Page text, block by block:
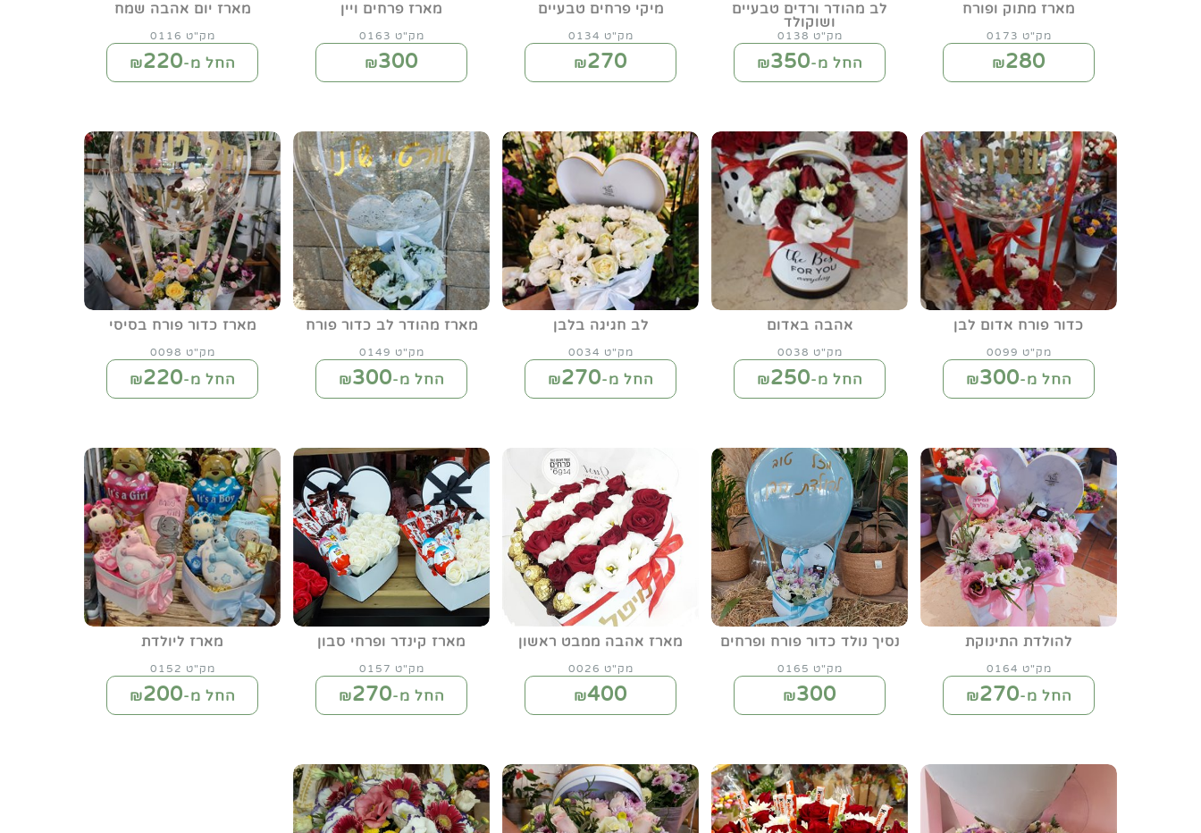
מארז מתוק ופורח
מק"ט 0173
₪280
לב מהודר ורדים טבעיים
ושוקולד
מק"ט 0138
החל מ-₪350
מיקי פרחים טבעיים
מק"ט 0134
₪270
מארז פרחים ויין
מק"ט 0163
₪300
מארז יום אהבה שמח
מק"ט 0116
החל מ-₪220
כדור פורח אדום לבן
מק"ט 0099
החל מ-₪300
אהבה באדום
מק"ט 0038
החל מ-₪250
לב חגיגה בלבן
מק"ט 0034
החל מ-₪270
מארז מהודר לב כדור פורח
מק"ט 0149
החל מ-₪300
מארז כדור פורח בסיסי
מק"ט 0098
החל מ-₪220
להולדת התינוקת
מק"ט 0164
החל מ-₪270
נסיך נולד כדור פורח ופרחים
מק"ט 0165
₪300
מארז אהבה ממבט ראשון
מק"ט 0026
₪400
מארז קינדר ופרחי סבון
מק"ט 0157
החל מ-₪270
מארז ליולדת
מק"ט 0152
החל מ-₪200